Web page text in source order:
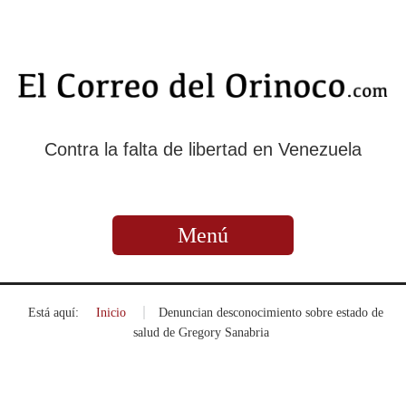
Contra la falta de libertad en Venezuela
Menú
Está aquí: Inicio
Denuncian desconocimiento sobre estado de
salud de Gregory Sanabria